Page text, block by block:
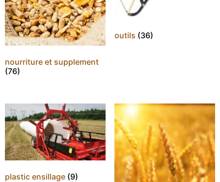
nourriture et supplement
(76)
outils (36)
plastic ensillage (9)